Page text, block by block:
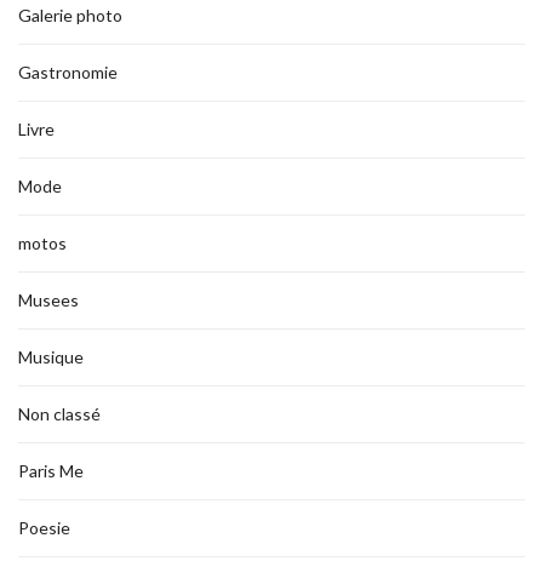
Galerie photo
Gastronomie
Livre
Mode
motos
Musees
Musique
Non classé
Paris Me
Poesie